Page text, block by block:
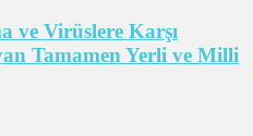
ve Virüslere Karşı
Tamamen Yerli ve Milli